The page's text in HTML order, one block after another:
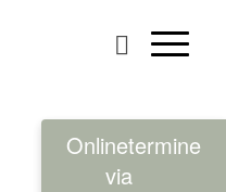
Onlinetermine
via